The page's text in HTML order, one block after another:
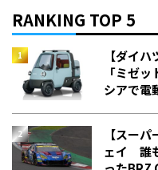
RANKING TOP 5
【ダイ
「ミゼ
シアで電
【スー
ェイ 誰